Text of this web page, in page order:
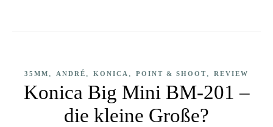
35MM , ANDRÉ , KONICA , POINT & SHOOT, REVIEW
Konica Big Mini BM-201 –
die kleine Große?